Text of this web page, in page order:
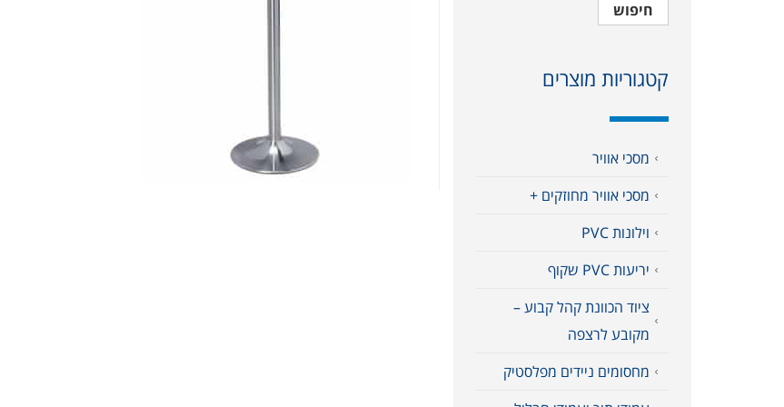
חיפוש
קטגוריות מוצרים
מסכי אוויר
מסכי אוויר מחוזקים +
וילונות PVC
יריעות PVC שקוף
ציוד הכוונת קהל קבוע –
מקובע לרצפה
מחסומים ניידים מפלסטיק